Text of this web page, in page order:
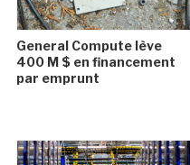
General Compute lève
400 M $ en financement
par emprunt